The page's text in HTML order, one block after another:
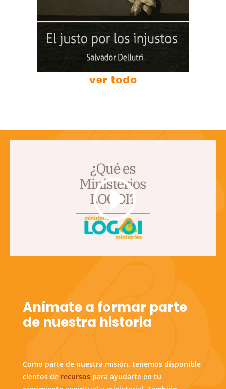
ver todo
Anímate a formar parte
de nuestra historia
Como parte de nuestra misión, tenemos disponible
cientos de recursos para ayudarte en tu